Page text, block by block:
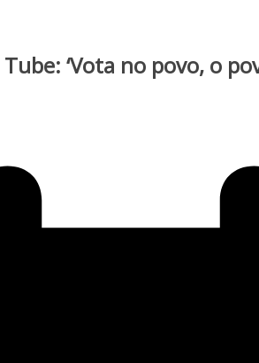
‘Vota no povo, o